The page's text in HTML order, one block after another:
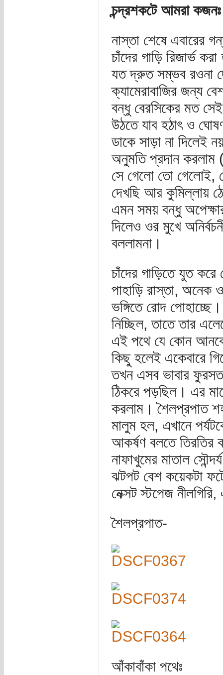
চন্দ্রশকটে আমরা কজনঃ
নাস্তা শেষে এবারের
চাঁদের গাড়ি রিজার্ভ
যত দ্রুত সম্ভব রওনা
ক্যামেরাবাজির জন্য
বন্ধু বেরসিকের মত
উঠতে যাব হঠাৎ ও
ডাকে সাড়া না দিলেই
অনুমতি প্রদান করলাম
সে গেলো তো গেলোই,
দেখছি আর কুমিল্লায়
এমন সময় বন্ধু
দিলেও ওর মুখে
বললামনা।
চাঁদের গাড়িতে যুত
পাহাড়ি রাস্তা, অনেক
ভঙ্গিতে রোদ পোহাচ্ছে।
নিচ্ছিল, তাতে তার
এই পথে যে কোন
কিছু হলেই একেবারে
তখন এসব ভাবার ফুরসত
ঠিকরে পড়ছিল। এর
করলাম। শৈলপ্রপাত
মালুম হল, এখানে
আকর্ষণ বলতে তিরতির
নাফাখুমের মাতাল
ঝটপট বেশ কয়েকটা
নেক্সট স্টপেজ
শৈলপ্রপাত-
আঁকাবাঁকা পথেঃ